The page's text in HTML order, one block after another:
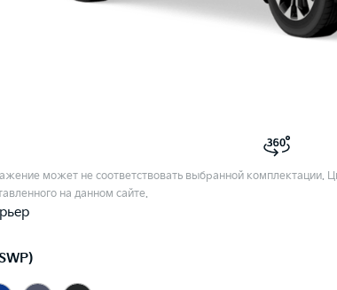
может не соответствовать выбранной комплектации.
на данном сайте.